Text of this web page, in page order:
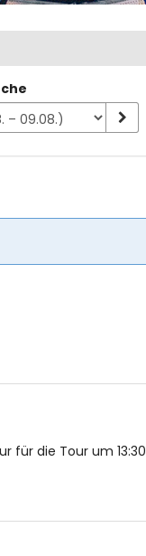
für die Tour um 13:30